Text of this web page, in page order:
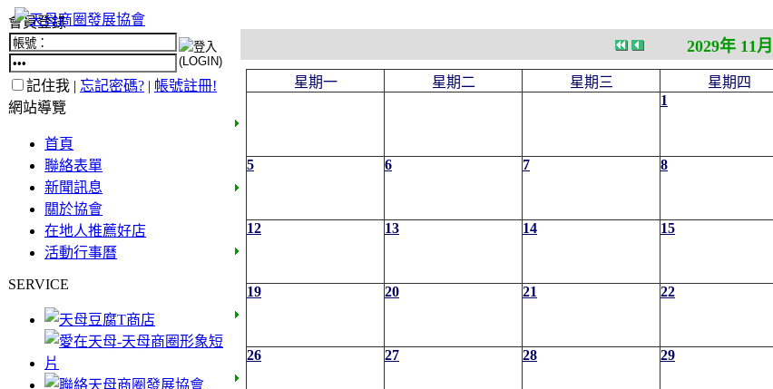
會員登錄
記住我 | 忘記密碼? | 帳號註冊!
網站導覽
首頁
聯絡表單
新聞訊息
關於協會
在地人推薦好店
活動行事曆
SERVICE
2029年 11月
星期一 星期二 星期三 星期四
1
5 6 7 8
12 13 14 15
19 20 21 22
26 27 28 29